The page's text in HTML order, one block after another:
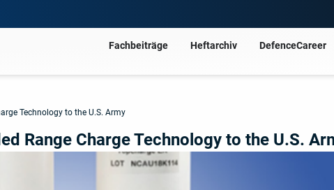
Fachbeiträge Heftarchiv DefenceCareer
Technology to the U.S. Army
Range Charge Technology to the U.S.